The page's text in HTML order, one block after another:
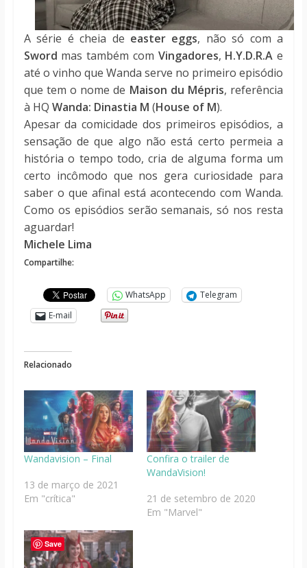
A série é cheia de easter eggs, não só com a
Sword mas também com Vingadores, H.Y.D.R.A e
até o vinho que Wanda serve no primeiro episódio
que tem o nome de Maison du Mépris, referência
à HQ Wanda: Dinastia M (House of M).
Apesar da comicidade dos primeiros episódios, a
sensação de que algo não está certo permeia a
história o tempo todo, cria de alguma forma um
certo incômodo que nos gera curiosidade para
saber o que afinal está acontecendo com Wanda.
Como os episódios serão semanais, só nos resta
aguardar!
Michele Lima
Compartilhe:
WhatsApp
Telegram
E-mail
Relacionado
Wandavision – Final
13 de março de 2021
Em "crítica"
Confira o trailer de
WandaVision!
21 de setembro de 2020
Em "Marvel"
Save